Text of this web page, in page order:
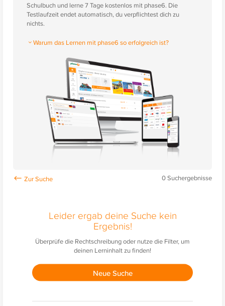
Schulbuch und lerne 7 Tage kostenlos mit phase6. Die
Testlaufzeit endet automatisch, du verpflichtest dich zu
nichts.
Warum das Lernen mit phase6 so erfolgreich ist?
0Suchergebnisse
Leider ergab deine Suche kein
Ergebnis!
Überprüfe die Rechtschreibung oder nutze die Filter, um
deinen Lerninhalt zu finden!
Neue Suche